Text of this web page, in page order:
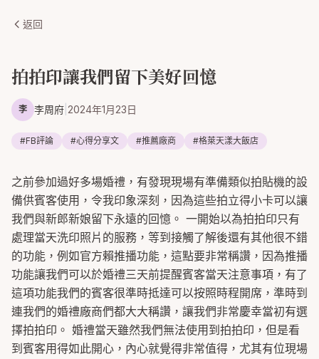
返回
拍拍印讓我們留下美好回憶
李 李周府 2024年1月23日
#FB評論 #心得分享文 #推薦廠商 #格萊天漾大飯店
之前參加過好多場婚禮，有發現現場有準備類似拍貼機的設
備供賓客使用，令我印象深刻，因為這些拍立得小卡可以讓
我們與新郎新娘留下永遠的回憶。 一開始以為拍拍印只有
處理當天洗印照片的服務，等到接觸了解後還有其他很不錯
的功能，例如官方賴推播功能，這點要非常稱讚，因為推播
功能讓我們可以於婚禮三天前提醒賓客當天注意事項，有了
這項功能我們的賓客很準時抵達可以按照時程開席，準時到
連我們的婚禮廠商們都大大稱讚，讓我們非常慶幸當初有選
擇拍拍印。 婚禮當天雖然我們無法使用到拍拍印，但是看
到賓客用得如此開心，內心就覺得非常值得，尤其有位現場